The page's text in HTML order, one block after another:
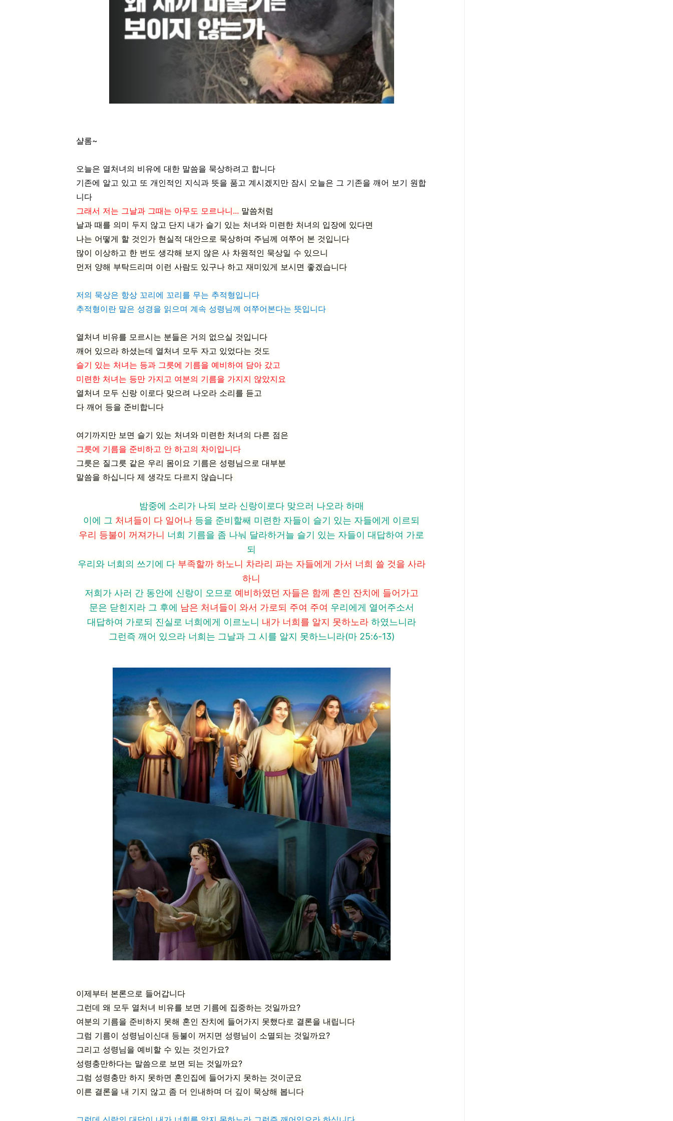
샬롬~
오늘은 열처녀의 비유에 대한 말씀을 묵상하려고 합니다
기존에 알고 있고 또 개인적인 지식과 뜻을 품고 계시겠지만 잠시 오늘은 그 기존을 깨어 보기 원합
니다
그래서 저는 그날과 그때는 아무도 모르나니... 말씀처럼
날과 때를 의미 두지 않고 단지 내가 슬기 있는 처녀와 미련한 처녀의 입장에 있다면
나는 어떻게 할 것인가 현실적 대안으로 묵상하며 주님께 여쭈어 본 것입니다
많이 이상하고 한 번도 생각해 보지 않은 사 차원적인 묵상일 수 있으니
먼저 양해 부탁드리며 이런 사람도 있구나 하고 재미있게 보시면 좋겠습니다
저의 묵상은 항상 꼬리에 꼬리를 무는 추적형입니다
추적형이란 말은 성경을 읽으며 계속 성령님께 여쭈어본다는 뜻입니다
열처녀 비유를 모르시는 분들은 거의 없으실 것입니다
깨어 있으라 하셨는데 열처녀 모두 자고 있었다는 것도
슬기 있는 처녀는 등과 그릇에 기름을 예비하여 담아 갔고
미련한 처녀는 등만 가지고 여분의 기름을 가지지 않았지요
열처녀 모두 신랑 이로다 맞으려 나오라 소리를 듣고
다 깨어 등을 준비합니다
여기까지만 보면 슬기 있는 처녀와 미련한 처녀의 다른 점은
그릇에 기름을 준비하고 안 하고의 차이입니다
그릇은 질그릇 같은 우리 몸이요 기름은 성령님으로 대부분
말씀을 하십니다 제 생각도 다르지 않습니다
밤중에 소리가 나되 보라 신랑이로다 맞으러 나오라 하매
이에 그 처녀들이 다 일어나 등을 준비할쌔 미련한 자들이 슬기 있는 자들에게 이르되
우리 등불이 꺼져가니 너희 기름을 좀 나눠 달라하거늘 슬기 있는 자들이 대답하여 가로
되
우리와 너희의 쓰기에 다 부족할까 하노니 차라리 파는 자들에게 가서 너희 쓸 것을 사라
하니
저희가 사러 간 동안에 신랑이 오므로 예비하였던 자들은 함께 혼인 잔치에 들어가고
문은 닫힌지라 그 후에 남은 처녀들이 와서 가로되 주여 주여 우리에게 열어주소서
대답하여 가로되 진실로 너희에게 이르노니 내가 너희를 알지 못하노라하였느니라
그런즉 깨어 있으라 너희는 그날과 그 시를 알지 못하느니라(마 25:6-13)
이제부터 본론으로 들어갑니다
그런데 왜 모두 열처녀 비유를 보면 기름에 집중하는 것일까요?
여분의 기름을 준비하지 못해 혼인 잔치에 들어가지 못했다로 결론을 내립니다
그럼 기름이 성령님이신대 등불이 꺼지면 성령님이 소멸되는 것일까요?
그리고 성령님을 예비할 수 있는 것인가요?
성령충만하다는 말씀으로 보면 되는 것일까요?
그럼 성령충만 하지 못하면 혼인집에 들어가지 못하는 것이군요
이른 결론을 내 기지 않고 좀 더 인내하며 더 깊이 묵상해 봅니다